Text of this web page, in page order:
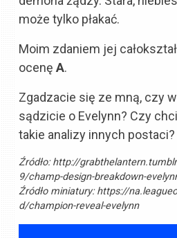
może tylko płakać.
Moim zdaniem jej
ocenę A.
Zgadzacie się ze mną, czy
sądzicie o Evelynn? Czy
takie analizy innych postaci?
Źródło:http://
9/champ-design-breakdown-
Źródło miniatury:https://
d/champion-reveal-evelynn